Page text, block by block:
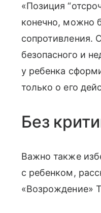
«Позиция
конечно, можно
сопротивления.
безопасного и
у ребенка
только о его
Без
Важно также
с ребенком,
«Возрождение»